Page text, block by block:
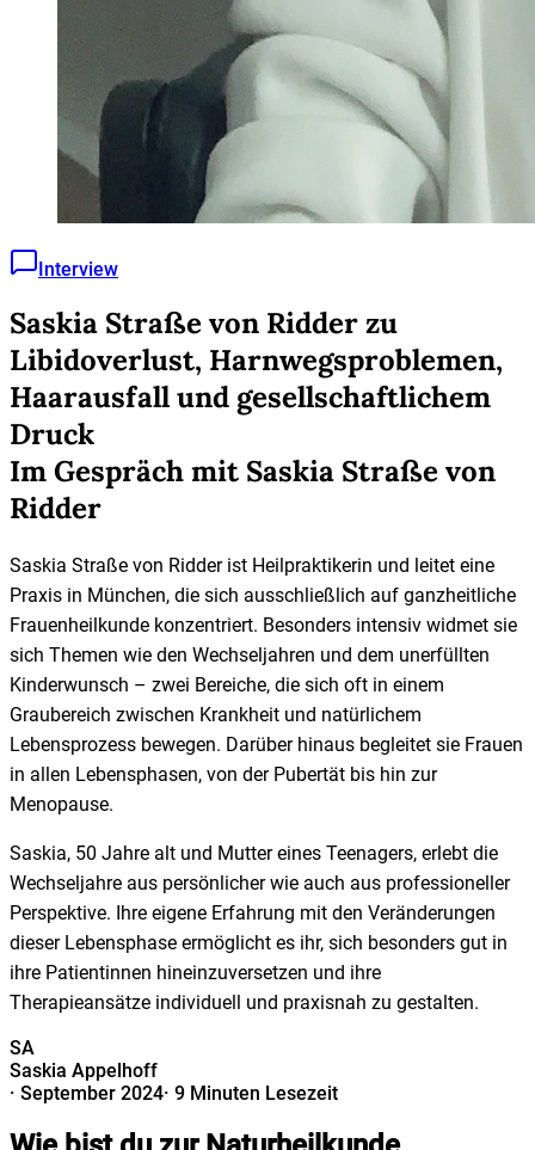
Interview
Saskia Straße von Ridder zu
Libidoverlust, Harnwegsproblemen,
Haarausfall und gesellschaftlichem
Druck
Im Gespräch mit Saskia Straße von
Ridder
Saskia Straße von Ridder ist Heilpraktikerin und leitet eine
Praxis in München, die sich ausschließlich auf ganzheitliche
Frauenheilkunde konzentriert. Besonders intensiv widmet sie
sich Themen wie den Wechseljahren und dem unerfüllten
Kinderwunsch – zwei Bereiche, die sich oft in einem
Graubereich zwischen Krankheit und natürlichem
Lebensprozess bewegen. Darüber hinaus begleitet sie Frauen
in allen Lebensphasen, von der Pubertät bis hin zur
Menopause.
Saskia, 50 Jahre alt und Mutter eines Teenagers, erlebt die
Wechseljahre aus persönlicher wie auch aus professioneller
Perspektive. Ihre eigene Erfahrung mit den Veränderungen
dieser Lebensphase ermöglicht es ihr, sich besonders gut in
ihre Patientinnen hineinzuversetzen und ihre
Therapieansätze individuell und praxisnah zu gestalten.
SA
Saskia Appelhoff
· September 2024· 9 Minuten Lesezeit